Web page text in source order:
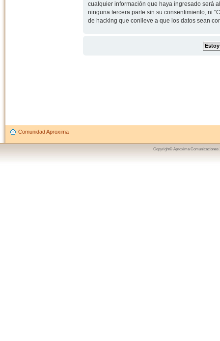
cualquier información que haya ingresado será
ninguna tercera parte sin su consentimiento, ni
de hacking que conlleve a que los datos sean
Comunidad Aproxima
Copyright© Aproxima Comunicaciones